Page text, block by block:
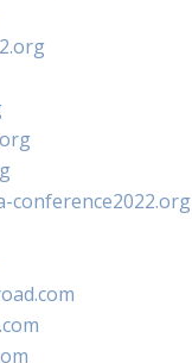
conference2022.org